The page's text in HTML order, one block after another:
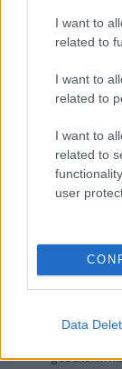
I want to
related to
I want to
related to
I want to
related to
user
Data
pred 12 urami
Izklop
Preberite
pristanku
nogometa:
prvenstva
pomoč
gostinskih